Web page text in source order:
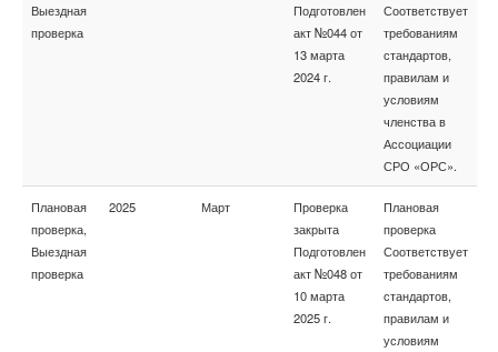
Выездная
проверка
Подготовлен
акт №044 от
13 марта
2024 г.
Соответствует
требованиям
стандартов,
правилам и
условиям
членства в
Ассоциации
СРО «ОРС».
Плановая
проверка,
Выездная
проверка
2025 Март
Проверка
закрыта
Подготовлен
акт №048 от
10 марта
2025 г.
Плановая
проверка
Соответствует
требованиям
стандартов,
правилам и
условиям